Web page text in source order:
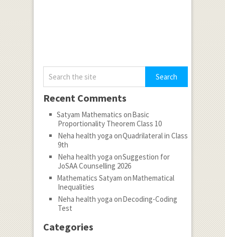
Recent Comments
Satyam Mathematics onBasic
Proportionality Theorem Class 10
Neha health yoga onQuadrilateral in Class
9th
Neha health yoga onSuggestion for
JoSAA Counselling 2026
Mathematics Satyam onMathematical
Inequalities
Neha health yoga onDecoding-Coding
Test
Categories